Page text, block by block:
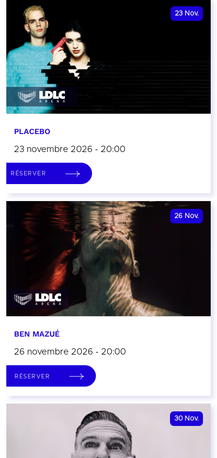
23 Nov.
PLACEBO
23 novembre 2026 - 20:00
RÉSERVER
26 Nov.
BEN MAZUÉ
26 novembre 2026 - 20:00
RÉSERVER
30 Nov.